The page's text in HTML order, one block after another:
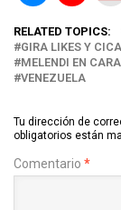
RELATED TOPICS:
GIRA LIKES Y
MELENDI EN
VENEZUELA
Tu dirección de
obligatorios están
Comentario *